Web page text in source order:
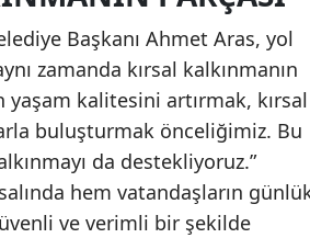
Başkanı Ahmet Aras, yol
zamanda kırsal kalkınmanın
yaşam kalitesini artırmak, kırsal
buluşturmak önceliğimiz. Bu
da destekliyoruz.”
hem vatandaşların
ve verimli bir şekilde